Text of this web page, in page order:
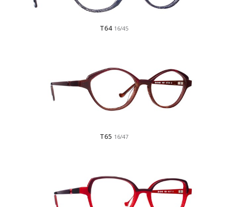
T64 16/45
T65 16/47